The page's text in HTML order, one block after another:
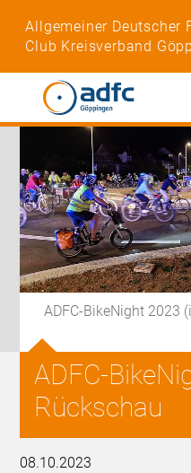
Allgemeiner Deutscher
Club Kreisverband
ADFC-BikeNight 2023
ADFC-
Rückschau
08.10.2023